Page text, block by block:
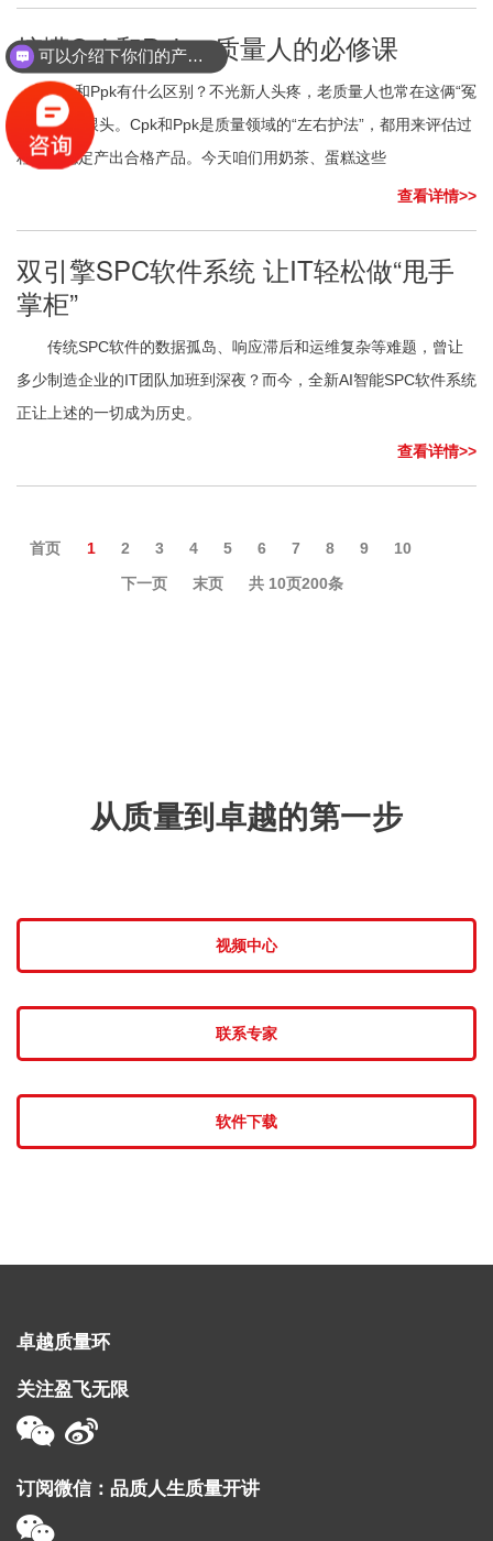
搞懂Cpk和Ppk，质量人的必修课
Cpk和Ppk有什么区别？不光新人头疼，老质量人也常在这俩“冤
家”面前栽跟头。Cpk和Ppk是质量领域的“左右护法”，都用来评估过
程能否稳定产出合格产品。今天咱们用奶茶、蛋糕这些
查看详情>>
双引擎SPC软件系统 让IT轻松做“甩手
掌柜”
传统SPC软件的数据孤岛、响应滞后和运维复杂等难题，曾让
多少制造企业的IT团队加班到深夜？而今，全新AI智能SPC软件系统
正让上述的一切成为历史。
查看详情>>
首页 1 2 3 4 5 6 7 8 9
10
下一页
末页 共 10页200条
从质量到卓越的第一步
视频中心
联系专家
软件下载
卓越质量环
关注盈飞无限
订阅微信：品质人生质量开讲
可以介绍下你们的产品么？
你们是怎么收费的呢？